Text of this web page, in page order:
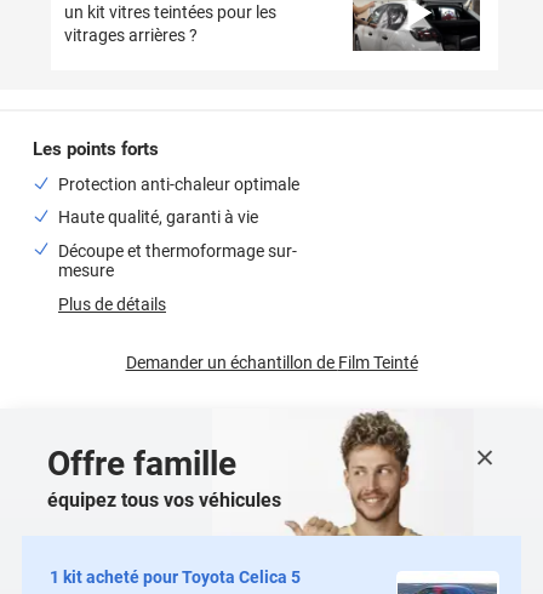
un kit vitres teintées pour les
vitrages arrières ?
Les points forts
Protection anti-chaleur optimale
Haute qualité, garanti à vie
Découpe et thermoformage sur-
mesure
Plus de détails
Demander un échantillon de Film Teinté
Offre famille
équipez tous vos véhicules
1 kit acheté pourToyota Celica 5